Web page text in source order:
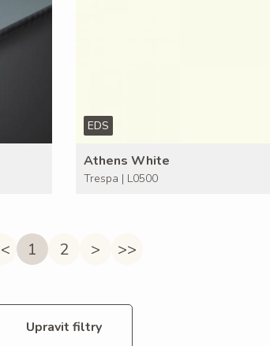
EDS
Athens White
Trespa | L0500
1 2 > >>
Upravit filtry